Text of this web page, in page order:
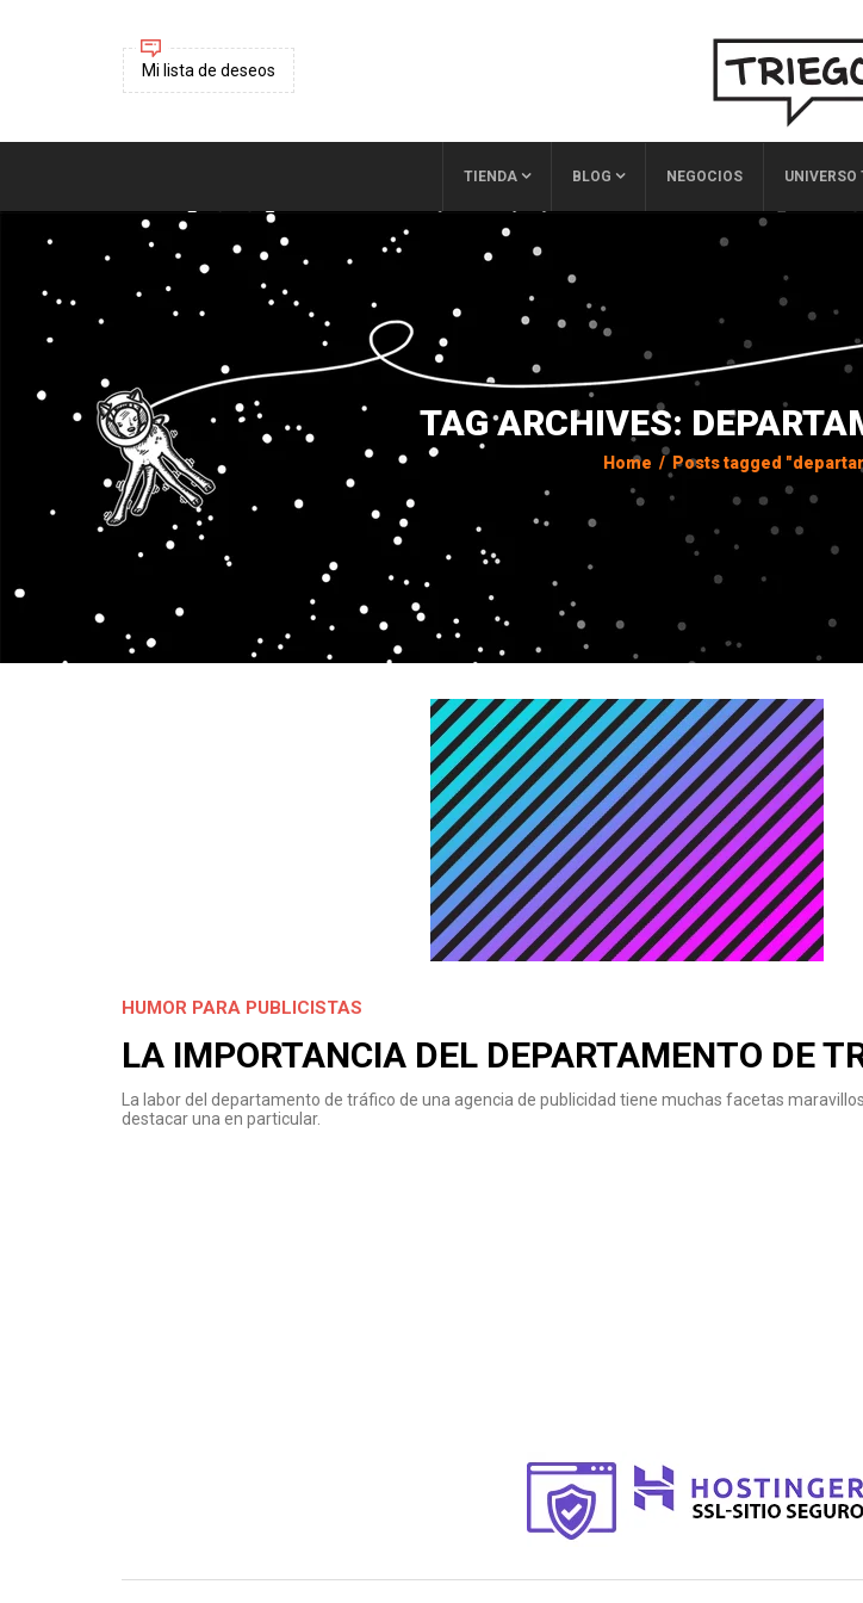
Mi lista de deseos
TIENDA BLOG NEGOCIOS UNIVERSO
TAG ARCHIVES:
Home / Posts tagged
HUMOR PARA PUBLICISTAS
LA IMPORTANCIA DEL DEPARTAMENTO DE
La labor del departamento de tráfico de una agencia de publicidad tiene muchas facetas
destacar una en particular.